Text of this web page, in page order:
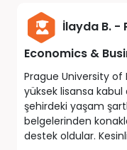
İlayda B. -
Economics &
Prague University of
yüksek lisansa kabul
şehirdeki yaşam
belgelerinden
destek oldular.